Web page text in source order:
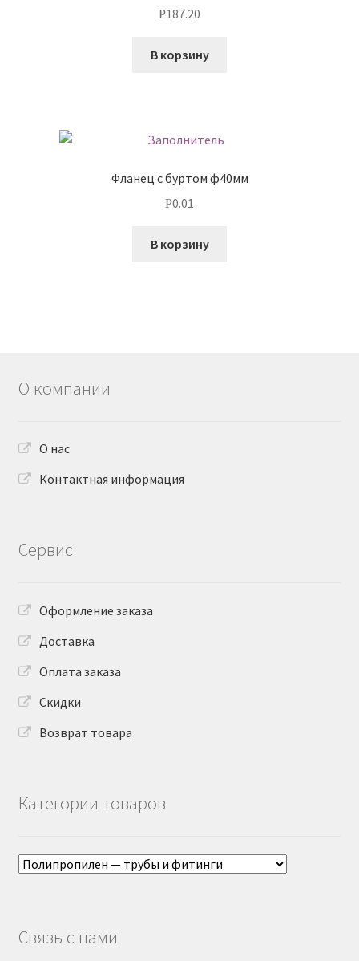
Р187.20
В корзину
Фланец с буртом ф40мм
Р0.01
В корзину
О компании
О нас
Контактная информация
Сервис
Оформление заказа
Доставка
Оплата заказа
Скидки
Возврат товара
Категории товаров
Связь с нами